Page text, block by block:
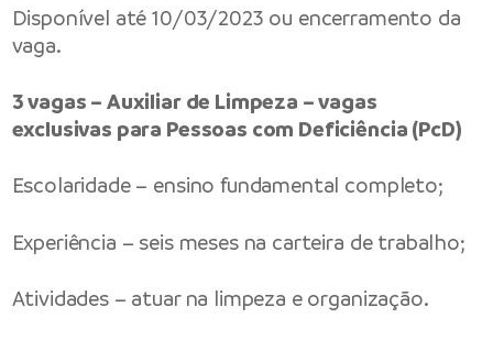
Disponível até 10/03/2023 ou encerramento da
vaga.
3 vagas – Auxiliar de Limpeza – vagas
exclusivas para Pessoas com Deficiência (PcD)
Escolaridade – ensino fundamental completo;
Experiência – seis meses na carteira de trabalho;
Atividades – atuar na limpeza e organização.